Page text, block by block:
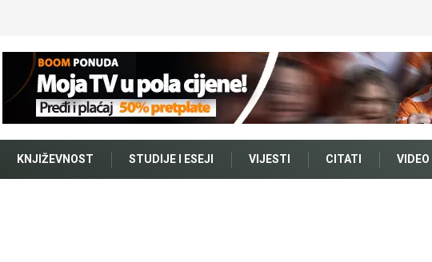
KNJIŽEVNOST STUDIJE I ESEJI VIJESTI CITATI VIDEO